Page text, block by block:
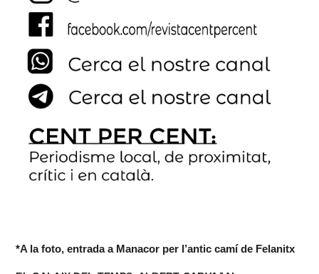
*A la foto, entrada a Manacor per l’antic camí de Felanitx